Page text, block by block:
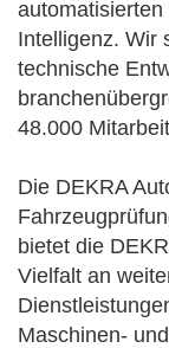
Intelligenz. Wir
technische
48.000
Die DEKRA
bietet die
Vielfalt an
Maschinen-